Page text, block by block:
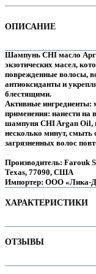
ОПИСАНИЕ
Шампунь CHI масло
экзотических масел,
поврежденные волосы,
антиоксиданты и
блестящими.
Активные ингредиенты:
применения: нанести на
шампуня CHI Argan Oil,
несколько минут,
загрязненных волос
Производитель: Farouk
Texas, 77090, США
Импортер: ООО «Лика-
ХАРАКТЕРИСТИКИ
Для детей
ОТЗЫВЫ